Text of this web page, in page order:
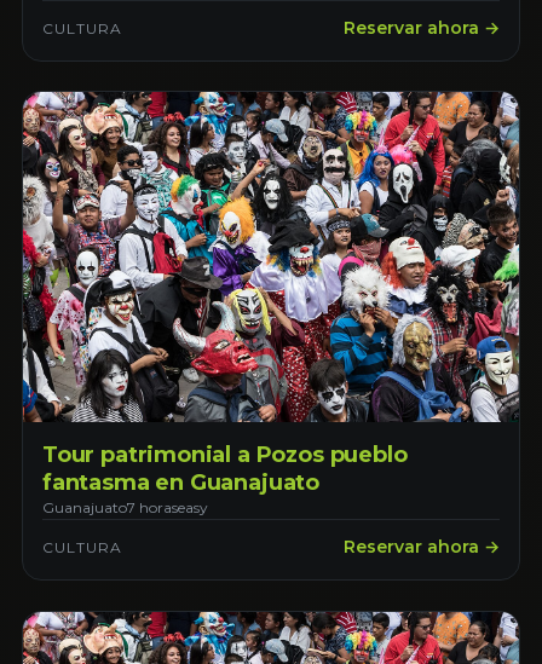
CULTURA Reservar ahora →
Tour patrimonial a Pozos pueblo
fantasma en Guanajuato
Guanajuato7 horaseasy
CULTURA Reservar ahora →